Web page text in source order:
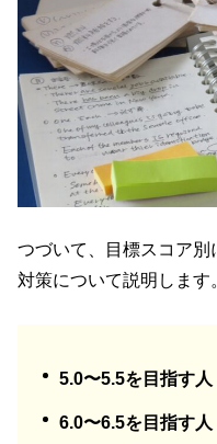
つづいて、目標スコア
対策について説明します
5.0〜5.5を目指す人
6.0〜6.5を目指す人